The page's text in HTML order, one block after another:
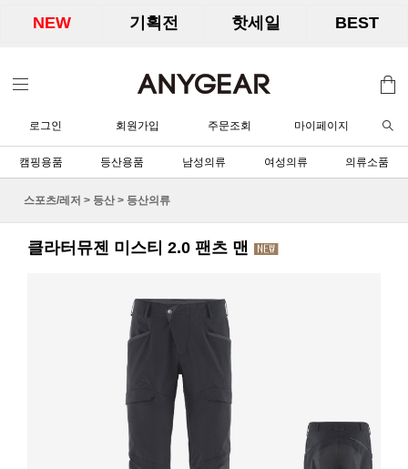
NEW 기획전 핫세일 BEST
로그인 회원가입 주문조회 마이페이지
캠핑용품 등산용품 남성의류 여성의류 의류소품
스포츠/레저 > 등산 > 등산의류
클라터뮤젠 미스티 2.0 팬츠 맨